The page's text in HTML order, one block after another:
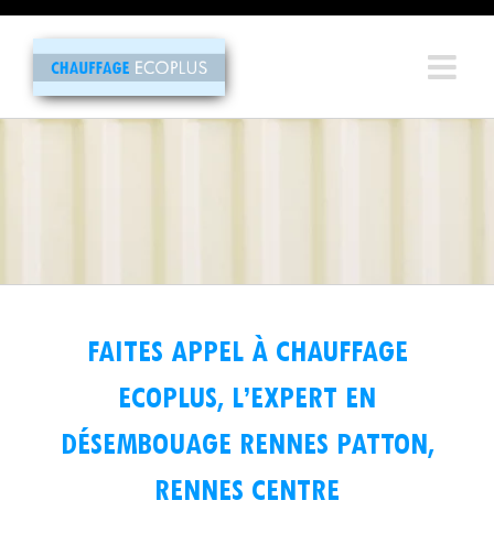
contenu
FAITES APPEL À CHAUFFAGE
ECOPLUS, L’EXPERT EN
DÉSEMBOUAGE RENNES PATTON,
RENNES CENTRE